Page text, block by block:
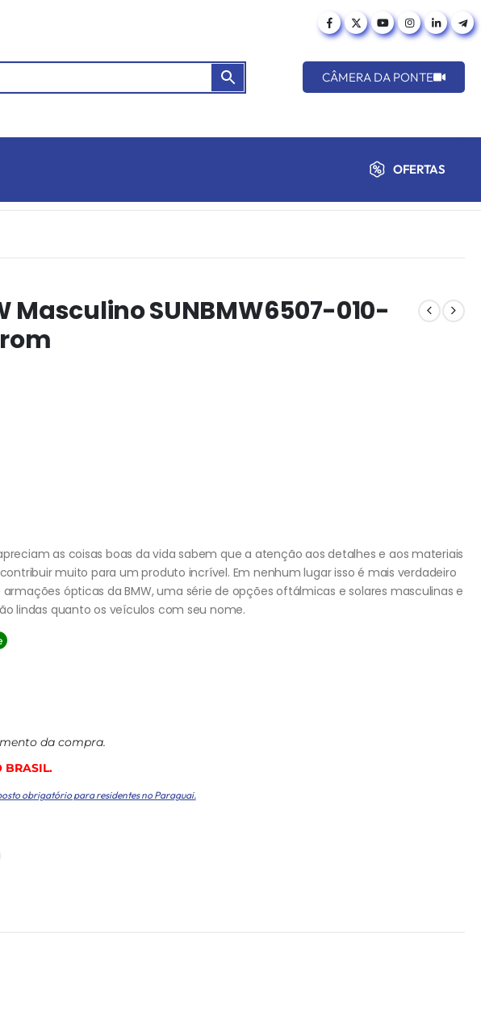
CÂMERA DA PONTE
OFERTAS
Masculino SUNBMW6507-010-
as coisas boas da vida sabem que a atenção aos detalhes e aos materiais
muito para um produto incrível. Em nenhum lugar isso é mais verdadeiro
ópticas da BMW, uma série de opções oftálmicas e solares masculinas e
lindas quanto os veículos com seu nome.
da compra.
BRASIL.
obrigatório para residentes no Paraguai.